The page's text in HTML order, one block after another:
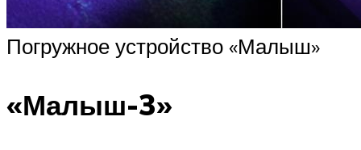
Погружное устройство «Малыш»
«Малыш-3»